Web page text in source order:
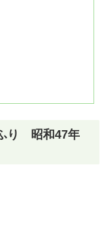
り 昭和47年